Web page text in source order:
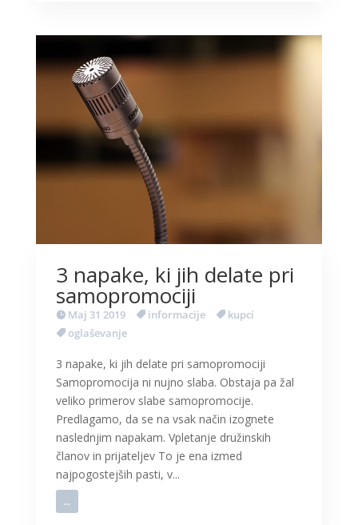
3 napake, ki jih delate pri
samopromociji
Maj 31 2019 informacije
kupci
oglaševanje
3 napake, ki jih delate pri samopromociji
Samopromocija ni nujno slaba. Obstaja pa žal
veliko primerov slabe samopromocije.
Predlagamo, da se na vsak način izognete
naslednjim napakam. Vpletanje družinskih
članov in prijateljev To je ena izmed
najpogostejših pasti, v...
...